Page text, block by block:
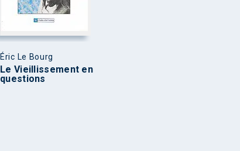
Éric Le Bourg
Le Vieillissement en
questions